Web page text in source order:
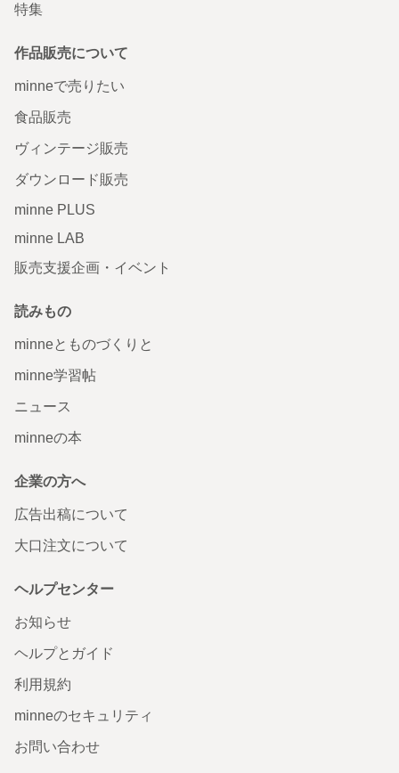
特集
作品販売について
minneで売りたい
食品販売
ヴィンテージ販売
ダウンロード販売
minne PLUS
minne LAB
販売支援企画・イベント
読みもの
minneとものづくりと
minne学習帖
ニュース
minneの本
企業の方へ
広告出稿について
大口注文について
ヘルプセンター
お知らせ
ヘルプとガイド
利用規約
minneのセキュリティ
お問い合わせ